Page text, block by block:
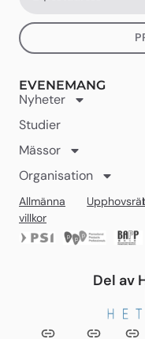
EVENEMANG
Nyheter
Studier
Mässor
Organisation
Allmänna
villkor
Del av